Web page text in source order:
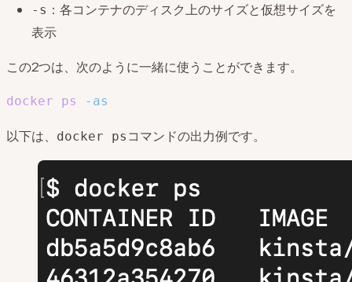
-s ：各コンテナのディスク上のサイズと仮想サイズを
表示
この2つは、次のように一緒に使うことができます。
docker ps -as
以下は、 docker ps コマンドの出力例です。